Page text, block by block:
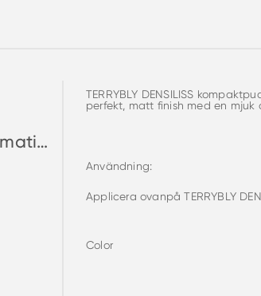
Ytterligare information
TERRYBLY DENSILISS
perfekt, matt finish med en mjuk
Användning:
Applicera ovanpå TERRYBLY
Color